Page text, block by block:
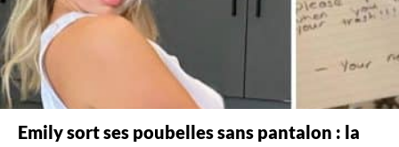
Emily sort ses poubelles sans pantalon : la